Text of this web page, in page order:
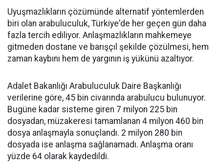
Uyuşmazlıkların çözümünde alternatif yöntemlerden
biri olan arabuluculuk, Türkiye'de her geçen gün daha
fazla tercih ediliyor. Anlaşmazlıkların mahkemeye
gitmeden dostane ve barışçıl şekilde çözülmesi, hem
zaman kaybını hem de yargının iş yükünü azaltıyor.
Adalet Bakanlığı Arabuluculuk Daire Başkanlığı
verilerine göre, 45 bin civarında arabulucu bulunuyor.
Bugüne kadar sisteme giren 7 milyon 225 bin
dosyadan, müzakeresi tamamlanan 4 milyon 460 bin
dosya anlaşmayla sonuçlandı. 2 milyon 280 bin
dosyada ise anlaşma sağlanamadı. Anlaşma oranı
yüzde 64 olarak kaydedildi.